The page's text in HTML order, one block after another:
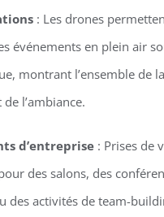
: Les drones
événements en plein air
montrant l’ensemble de
de l’ambiance.
d’entreprise: Prises de
des salons, des
des activités de team-